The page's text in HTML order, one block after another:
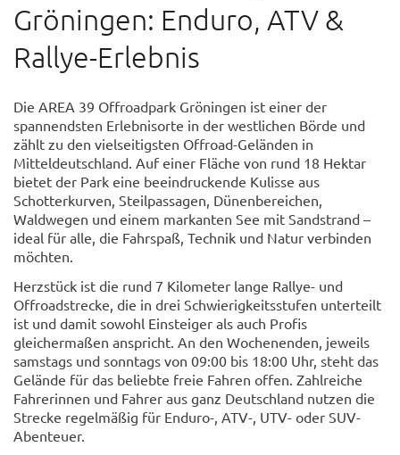
Gröningen: Enduro, ATV &
Rallye-Erlebnis
Die AREA 39 Offroadpark Gröningen ist einer der
spannendsten Erlebnisorte in der westlichen Börde und
zählt zu den vielseitigsten Offroad-Geländen in
Mitteldeutschland. Auf einer Fläche von rund 18 Hektar
bietet der Park eine beeindruckende Kulisse aus
Schotterkurven, Steilpassagen, Dünenbereichen,
Waldwegen und einem markanten See mit Sandstrand –
ideal für alle, die Fahrspaß, Technik und Natur verbinden
möchten.
Herzstück ist die rund 7 Kilometer lange Rallye- und
Offroadstrecke, die in drei Schwierigkeitsstufen unterteilt
ist und damit sowohl Einsteiger als auch Profis
gleichermaßen anspricht. An den Wochenenden, jeweils
samstags und sonntags von 09:00 bis 18:00 Uhr, steht das
Gelände für das beliebte freie Fahren offen. Zahlreiche
Fahrerinnen und Fahrer aus ganz Deutschland nutzen die
Strecke regelmäßig für Enduro-, ATV-, UTV- oder SUV-
Abenteuer.